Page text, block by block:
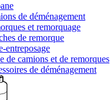
de déménagement
et remorquage
de remorque
entreposage
de camions et de remorques
de déménagement